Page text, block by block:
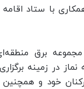
با ستاد اقامه
برق
نماز در زمینه
خود و همچنین